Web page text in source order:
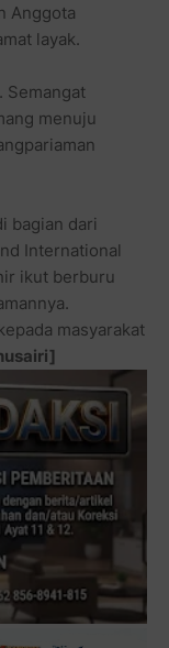
Anggota
layak.
Semangat
menuju
bagian dari
International
ikut berburu
masyarakat